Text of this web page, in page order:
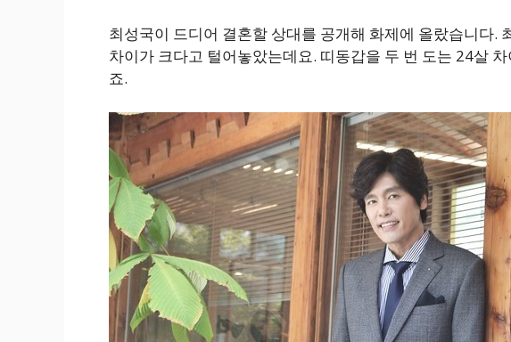
최성국이 드디어 결혼할 상대를 공개해 화제에 올랐습니다.
차이가 크다고 털어놓았는데요. 띠동갑을 두 번 도는 24살
죠.